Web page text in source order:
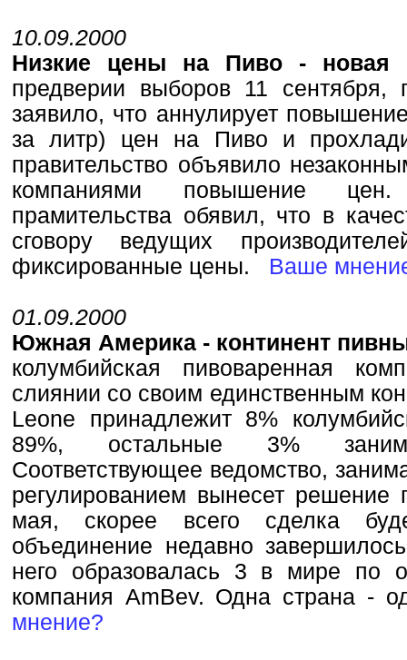
10.09.2000
Низкие цены на Пиво - новая
предверии выборов 11 сентября,
заявило, что аннулирует
за литр) цен на Пиво и
правительство объявило
компаниями повышение цен.
прамительства обявил, что в
сговору ведущих
фиксированные цены. Ваше
01.09.2000
Южная Америка - континент
колумбийская пивоваренная
слиянии со своим единственным
Leonе принадлежит 8%
89%, остальные 3%
Соответствующее ведомство,
регулированием вынесет решение
мая, скорее всего сделка
объединение недавно
него образовалась 3 в мире по
компания AmBev. Одна страна
мнение?